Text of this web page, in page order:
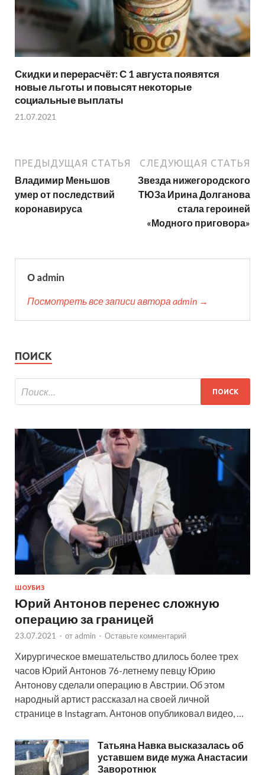
Скидки и перерасчёт: С 1 августа появятся
новые льготы и повысят некоторые
социальные выплаты
21.07.2021
ПРЕДЫДУЩАЯ СТАТЬЯ
Владимир Меньшов
умер от последствий
коронавируса
СЛЕДУЮЩАЯ СТАТЬЯ
Звезда нижегородского
ТЮЗа Ирина Долганова
стала героиней
«Модного приговора»
О admin
Посмотреть все записи автора admin →
ПОИСК
ШОУБИЗ
Юрий Антонов перенес сложную
операцию за границей
23.07.2021 - от admin - Оставьте комментарий
Хирургическое вмешательство длилось более трех
часов Юрий Антонов 76-летнему певцу Юрию
Антонову сделали операцию в Австрии. Об этом
народный артист рассказал на своей личной
странице в Instagram. Антонов опубликовал видео, …
Татьяна Навка высказалась об
уставшем виде мужа Анастасии
Заворотнюк